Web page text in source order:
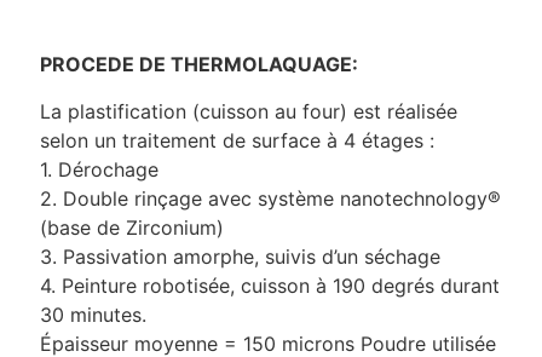
PROCEDE DE THERMOLAQUAGE:
La plastification (cuisson au four) est réalisée
selon un traitement de surface à 4 étages :
1. Dérochage
2. Double rinçage avec système nanotechnology®
(base de Zirconium)
3. Passivation amorphe, suivis d’un séchage
4. Peinture robotisée, cuisson à 190 degrés durant
30 minutes.
Épaisseur moyenne = 150 microns Poudre utilisée